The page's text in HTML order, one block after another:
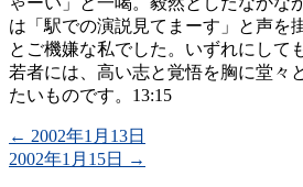
は「駅での演説見てまーす」と声を
とご機嫌な私でした。いずれにして
若者には、高い志と覚悟を胸に堂々
たいものです。13:15
← 2002年1月13日
2002年1月15日
→